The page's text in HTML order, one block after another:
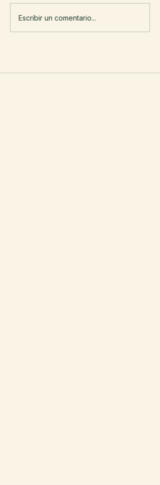
Escribir un comentario...